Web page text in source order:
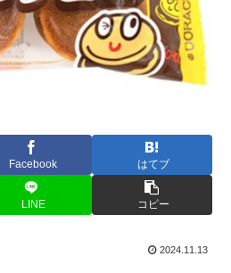
Facebook はてブ
LINE コピー
2024.11.13